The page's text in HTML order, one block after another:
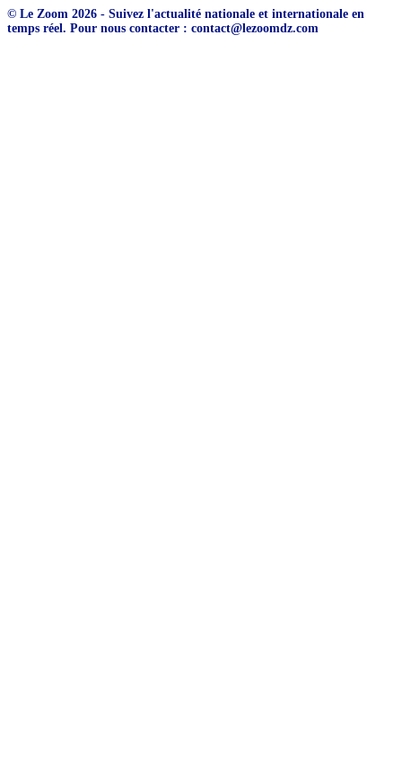
© Le Zoom 2026 - Suivez l'actualité nationale et internationale en
temps réel. Pour nous contacter : contact@lezoomdz.com